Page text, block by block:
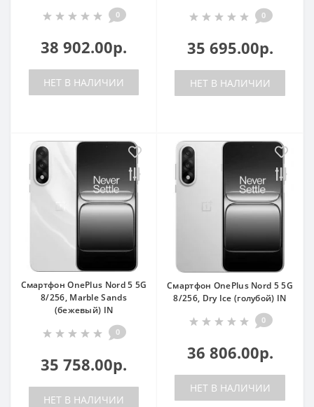
0
38 902.00р.
НЕТ В НАЛИЧИИ
0
35 695.00р.
НЕТ В НАЛИЧИИ
Смартфон OnePlus Nord 5 5G
8/256, Marble Sands
(бежевый) IN
0
35 758.00р.
НЕТ В НАЛИЧИИ
Смартфон OnePlus Nord 5 5G
8/256, Dry Ice (голубой) IN
0
36 806.00р.
НЕТ В НАЛИЧИИ